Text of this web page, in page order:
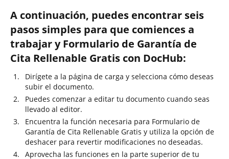
A continuación, puedes encontrar seis
pasos simples para que comiences a
trabajar y Formulario de Garantía de
Cita Rellenable Gratis con DocHub:
Dirígete a la página de carga y selecciona cómo deseas
subir el documento.
Puedes comenzar a editar tu documento cuando seas
llevado al editor.
Encuentra la función necesaria para Formulario de
Garantía de Cita Rellenable Gratis y utiliza la opción de
deshacer para revertir modificaciones no deseadas.
Aprovecha las funciones en la parte superior de tu